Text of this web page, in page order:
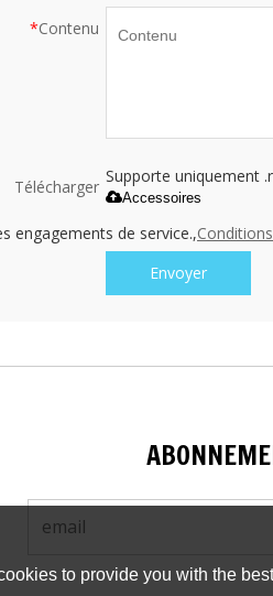
*Contenu
Télécharger
Supporte uniquement
Accessoires
engagements de service.,
Envoyer
to provide you with the